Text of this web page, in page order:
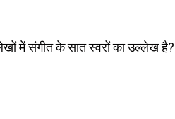
में संगीत के सात स्वरों का उल्लेख है?